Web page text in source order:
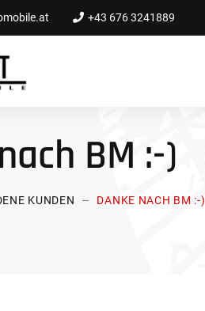
+43 676 3241889
BM :-)
KUNDEN DANKE NACH BM :-)